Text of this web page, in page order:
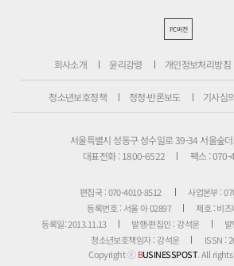
PC버전
회사소개 윤리강령 개인정보처리방침
청소년보호정책 정정·반론보도 기사심
서울특별시 성동구 성수일로 39-34 서울숲
대표전화 : 1800-6522
팩스 :
편집국 : 070-4010-8512
사업본부 :
등록번호 : 서울 아 02897
제호 : 비
등록일: 2013.11.13
발행·편집인 : 강석운
청소년보호책임자 : 강석운
ISSN :
Copyright ⓒBUSINESSPOST. All